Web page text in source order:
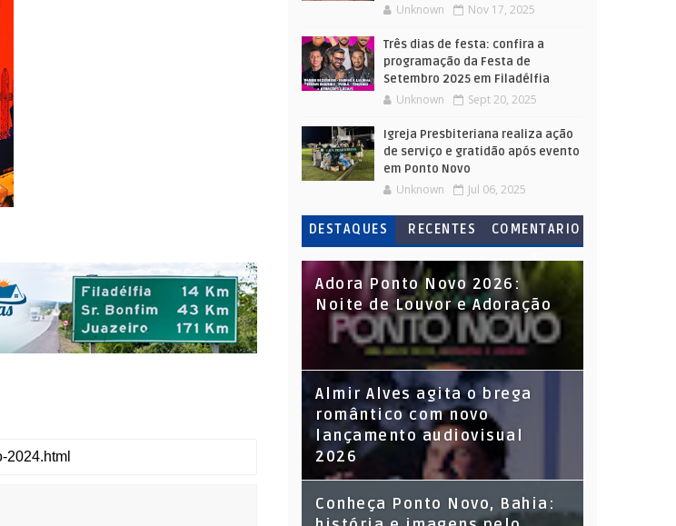
Unknown Nov 17, 2025
Três dias de festa: confira a
programação da Festa de
Setembro 2025 em Filadélfia
Unknown Sept 20, 2025
Igreja Presbiteriana realiza ação
de serviço e gratidão após evento
em Ponto Novo
Unknown Jul 06, 2025
DESTAQUES RECENTES
COMENTARIO
S
Adora Ponto Novo 2026:
Noite de Louvor e Adoração
Almir Alves agita o brega
romântico com novo
lançamento audiovisual
2026
Conheça Ponto Novo, Bahia: